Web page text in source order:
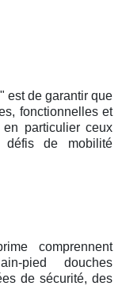
est de garantir que
fonctionnelles et
particulier ceux
de mobilité
comprennent
pied douches
de sécurité, des